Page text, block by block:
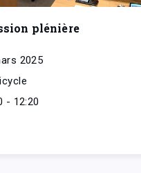
plénière
2025
- 12:20